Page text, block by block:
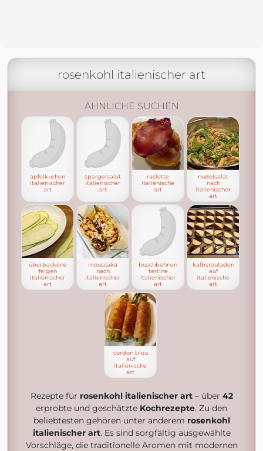
rosenkohl italienischer art
ÄHNLICHE SUCHEN
apfelkuchen
italienischer
art
spargelsalat
italienischer
art
raclette
italienische
art
nudelsalat
nach
italienischer
art
überbackene
feigen
italienischer
art
moussaka
nach
italienischer
art
buschbohnen
terrine
italienischer
art
kalbsrouladen
auf
italienische
art
cordon bleu
auf
italienische
art
Rezepte für rosenkohl italienischer art– über 42
erprobte und geschätzte Kochrezepte. Zu den
beliebtesten gehören unter anderem rosenkohl
italienischer art. Es sind sorgfältig ausgewählte
Vorschläge, die traditionelle Aromen mit modernen